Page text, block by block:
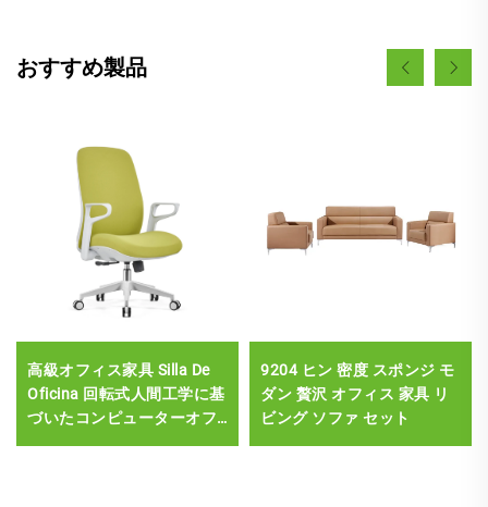
おすすめ製品
高級オフィス家具 Silla De
Oficina 回転式人間工学に基
づいたコンピューターオフ
9204 ヒン 密度 スポンジ モ
ダン 贅沢 オフィス 家具 リ
ビング ソファ セット